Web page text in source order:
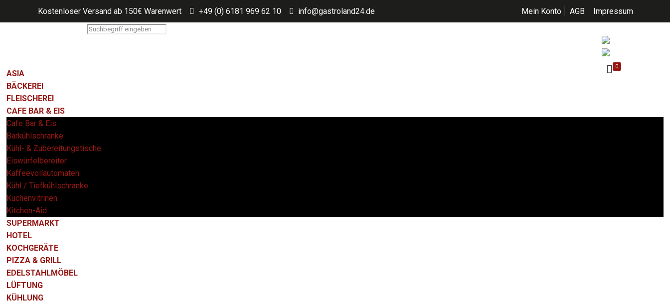
Kostenloser Versand ab 150€ Warenwert +49 (0) 6181 969 62 10 info@gastroland24.de Mein Konto AGB Impressum
0
ASIA
BÄCKEREI
FLEISCHEREI
CAFE BAR & EIS
Cafe Bar & Eis
Barkühlschränke
Kühl- & Zubereitungstische
Eiswürfelbereiter
Kaffeevollautomaten
Kühl / Tiefkühlschränke
Kuchenvitrinen
Kitchen-Aid
SUPERMARKT
HOTEL
KOCHGERÄTE
PIZZA & GRILL
EDELSTAHLMÖBEL
LÜFTUNG
KÜHLUNG